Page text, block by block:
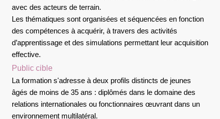
avec des acteurs de terrain.
Les thématiques sont organisées et séquencées en fonction
des compétences à acquérir, à travers des activités
d’apprentissage et des simulations permettant leur acquisition
effective.
Public cible
La formation s'adresse à deux profils distincts de jeunes
âgés de moins de 35 ans : diplômés dans le domaine des
relations internationales ou fonctionnaires œuvrant dans un
environnement multilatéral.